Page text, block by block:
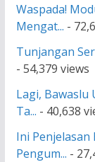
Waspada!
Mengat... -
Tunjangan
- 54,379 views
Lagi, Bawaslu
Ta... - 40,638
Ini Penjelasan
Pengum... -